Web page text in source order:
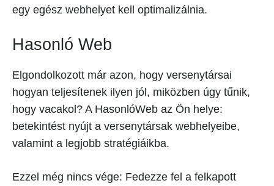
egy egész webhelyet kell optimalizálnia.
Hasonló Web
Elgondolkozott már azon, hogy versenytársai
hogyan teljesítenek ilyen jól, miközben úgy tűnik,
hogy vacakol? A HasonlóWeb az Ön helye:
betekintést nyújt a versenytársak webhelyeibe,
valamint a legjobb stratégiáikba.
Ezzel még nincs vége: Fedezze fel a felkapott